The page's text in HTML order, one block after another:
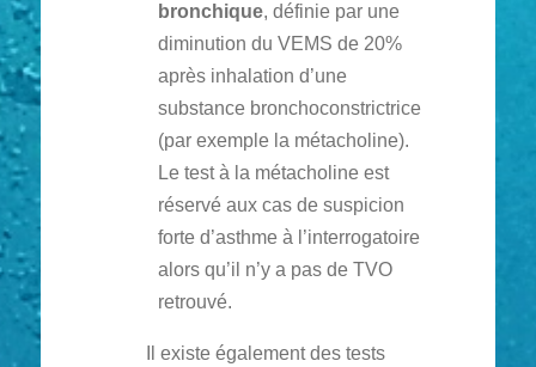
bronchique, définie par une
diminution du VEMS de 20%
après inhalation d’une
substance bronchoconstrictrice
(par exemple la métacholine).
Le test à la métacholine est
réservé aux cas de suspicion
forte d’asthme à l’interrogatoire
alors qu’il n’y a pas de TVO
retrouvé.
Il existe également des tests